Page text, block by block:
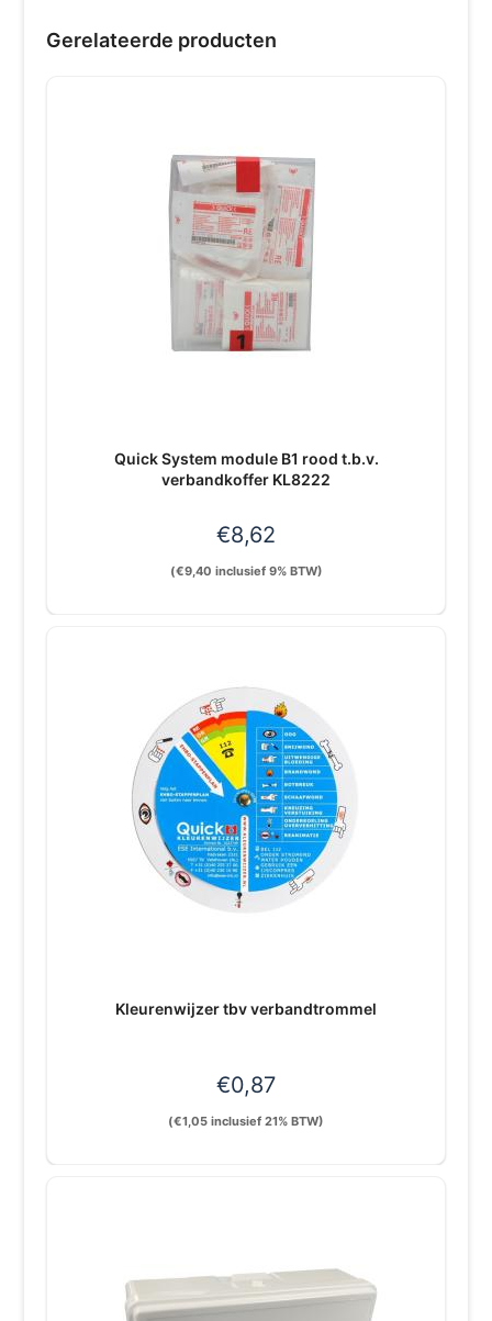
Gerelateerde producten
Quick System module B1 rood t.b.v.
verbandkoffer KL8222
€8,62
(€9,40 inclusief 9% BTW)
Kleurenwijzer tbv verbandtrommel
€0,87
(€1,05 inclusief 21% BTW)